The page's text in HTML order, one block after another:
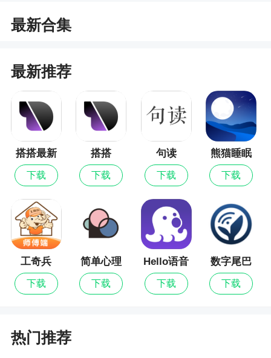
小编评价
供便捷轻松的交友服务，来附近陌生人交友（真人
对象约会恋爱，欢迎下载
2、打开自己的位置，一键就可以查看自己附近
的人，有时候城市说大不大，说小也不小
3、附近陌生人交友（真人社交）是一个大家都
很喜欢的交友新平台。所有社交活动都特别真实可
靠，软件的活动也很精彩，可以开始更有趣的社交
生活。对于一个新的在线社交平台来说，软件涵盖
的交流话题丰富，更多有趣的人可以聚在一起群聊
最新合集
最新推荐
搭搭最新
版
下载
搭搭
下载
句读
下载
熊猫睡眠
下载
工奇兵
下载
简单心理
下载
Hello语音
下载
数字尾巴
下载
热门推荐